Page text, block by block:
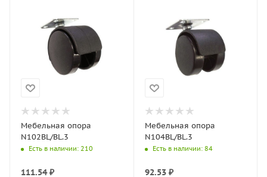
Мебельная опора
N102BL/BL.3
Есть в наличии: 210
111.54₽
Мебельная опора
N104BL/BL.3
Есть в наличии: 84
92.53₽